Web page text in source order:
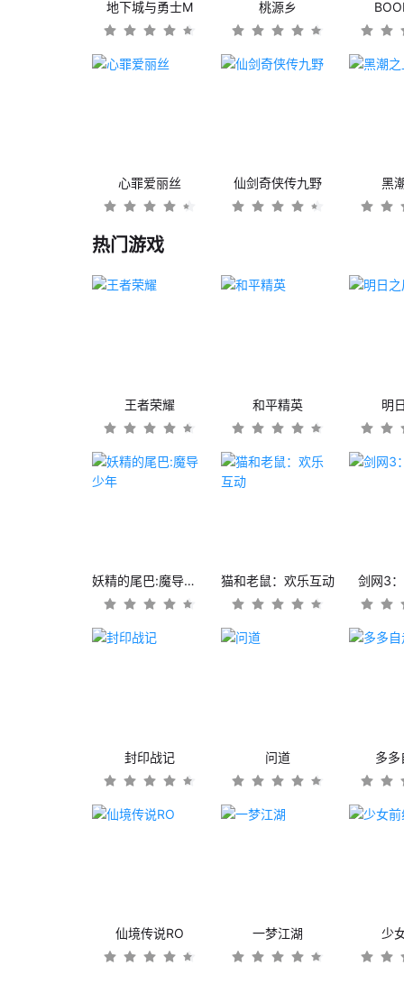
地下城与勇士M 桃源乡
心罪爱丽丝 仙剑奇侠传九野 黑
热门游戏
王者荣耀 和平精英 明
妖精的尾巴:魔导少年 猫和老鼠：欢乐互动 剑网3
封印战记 问道 多多
仙境传说RO 一梦江湖 少